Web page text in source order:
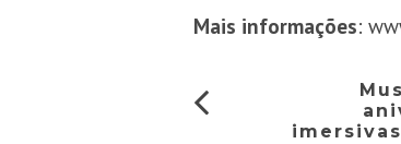
Mais informações: